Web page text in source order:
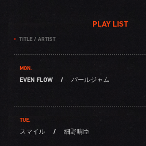
PLAY LIST
TITLE / ARTIST
MON.
EVEN FLOW / パールジャム
TUE.
スマイル / 細野晴臣